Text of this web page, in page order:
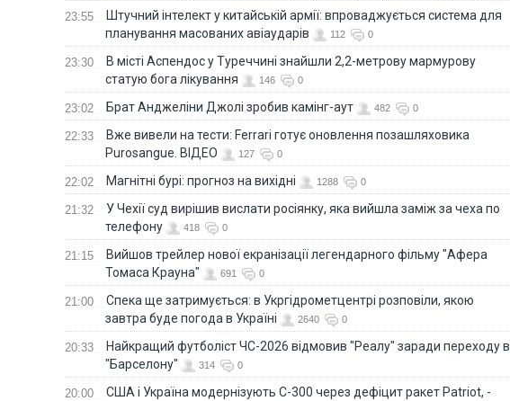
23:55
Штучний інтелект у китайській армії: впроваджується система для
планування масованих авіаударів
112 0
23:30
В місті Аспендос у Туреччині знайшли 2,2-метрову мармурову
статую бога лікування
146 0
23:02 Брат Анджеліни Джолі зробив камінг-аут 482 0
22:33
Вже вивели на тести: Ferrari готує оновлення позашляховика
Purosangue. ВІДЕО
127 0
22:02 Магнітні бурі: прогноз на вихідні 1288 0
21:32
У Чехії суд вирішив вислати росіянку, яка вийшла заміж за чеха по
телефону
418 0
21:15
Вийшов трейлер нової екранізації легендарного фільму "Афера
Томаса Крауна"
691 0
21:00
Спека ще затримується: в Укргідрометцентрі розповіли, якою
завтра буде погода в Україні
2640 0
20:33
Найкращий футболіст ЧС-2026 відмовив "Реалу" заради переходу в
"Барселону"
314 0
20:00
США і Україна модернізують С-300 через дефіцит ракет Patriot, -